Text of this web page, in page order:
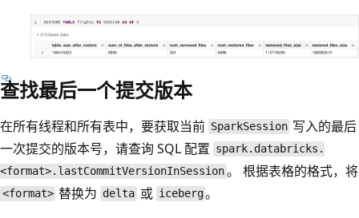
查找最后一个提交版本
在所有线程和所有表中，要获取当前 SparkSession 写入的最后
一次提交的版本号，请查询 SQL 配置 spark.databricks.
<format>.lastCommitVersionInSession。 根据表格的格式，将
<format> 替换为 delta 或 iceberg。